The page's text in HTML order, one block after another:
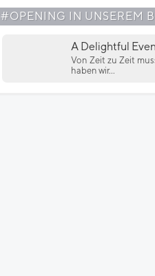
#OPENING IN UNSEREM
A Delightful
Von Zeit zu Zeit
haben wir...